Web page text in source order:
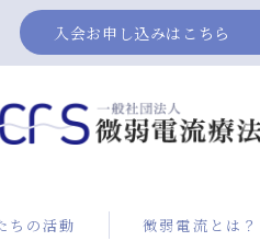
入会お申し込みはこちら
ちの活動 微弱電流とは？